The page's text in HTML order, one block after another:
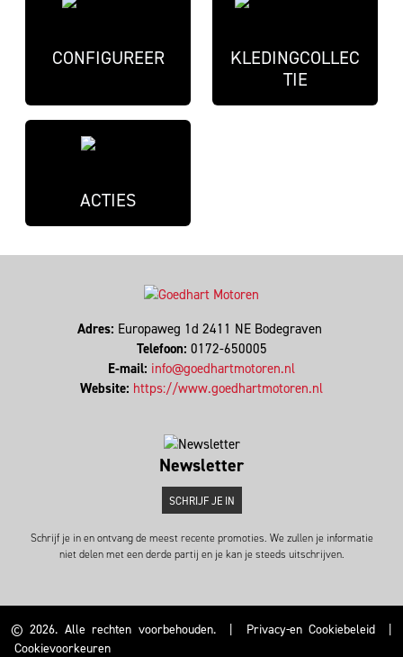
CONFIGUREER
KLEDINGCOLLEC
TIE
ACTIES
Adres: Europaweg 1d 2411 NE Bodegraven
Telefoon: 0172-650005
E-mail: info@goedhartmotoren.nl
Website: https://www.goedhartmotoren.nl
Newsletter
SCHRIJF JE IN
Schrijf je in en ontvang de meest recente promoties. We zullen je informatie
niet delen met een derde partij en je kan je steeds uitschrijven.
© 2026. Alle rechten voorbehouden. | Privacy-en Cookiebeleid
|
Cookievoorkeuren